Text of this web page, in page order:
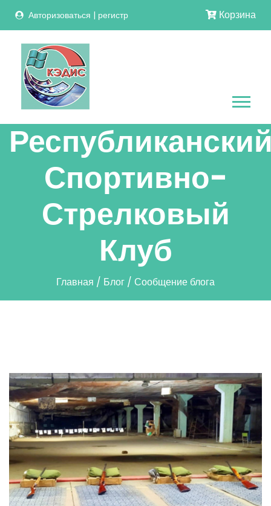
Авторизоваться | регистр Корзина
Спортивно-
Стрелковый
Клуб
Главная / Блог / Сообщение блога